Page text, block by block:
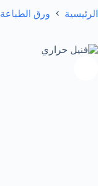
الرئيسية ورق الطباعة